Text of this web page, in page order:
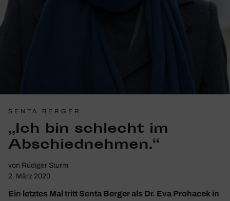
SENTA BERGER
„Ich bin schlecht im
Abschied­nehmen.“
von Rüdiger Sturm
2. März 2020
Ein letztes Mal tritt Senta Berger als Dr. Eva Prohacek in